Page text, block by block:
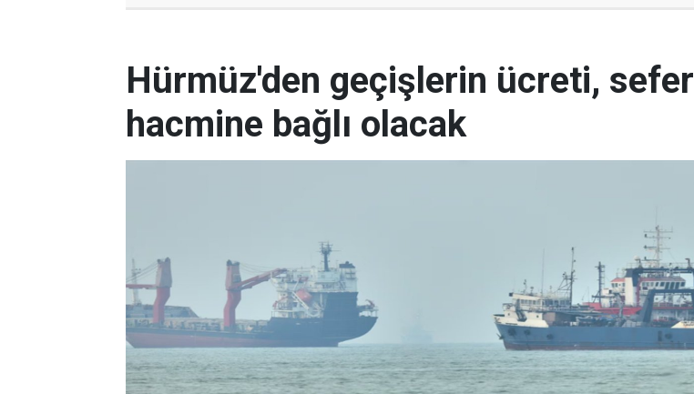
Hürmüz'den geçişlerin ücreti, sefer
hacmine bağlı olacak